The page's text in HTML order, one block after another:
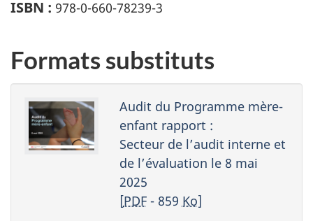
ISBN : 978-0-660-78239-3
Formats substituts
Audit du Programme mère-
enfant rapport :
Secteur de l’audit interne et
de l’évaluation le 8 mai
2025
[PDF- 859 Ko]